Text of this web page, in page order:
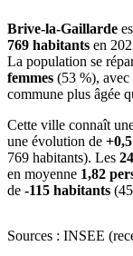
Brive-la-Gaillarde
769 habitants en
La population se
femmes (53 %), avec
commune plus âgée
Cette ville connaît
une évolution de
769 habitants). Les
en moyenne 1,82
de -115 habitants
Sources : INSEE